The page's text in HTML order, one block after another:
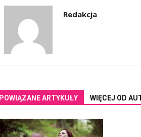
Redakcja
POWIĄZANE ARTYKUŁY WIĘCEJ OD